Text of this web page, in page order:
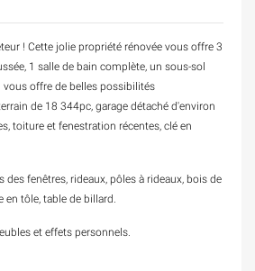
! Cette jolie propriété rénovée vous offre 3
1 salle de bain complète, un sous-sol
vous offre de belles possibilités
de 18 344pc, garage détaché d'environ
toiture et fenestration récentes, clé en
des fenêtres, rideaux, pôles à rideaux, bois de
en tôle, table de billard.
et effets personnels.